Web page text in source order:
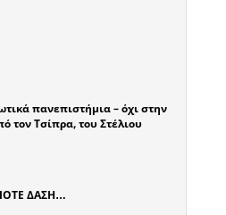
πανεπιστήμια – όχι στην
τον Τσίπρα, του Στέλιου
ΔΑΣΗ…